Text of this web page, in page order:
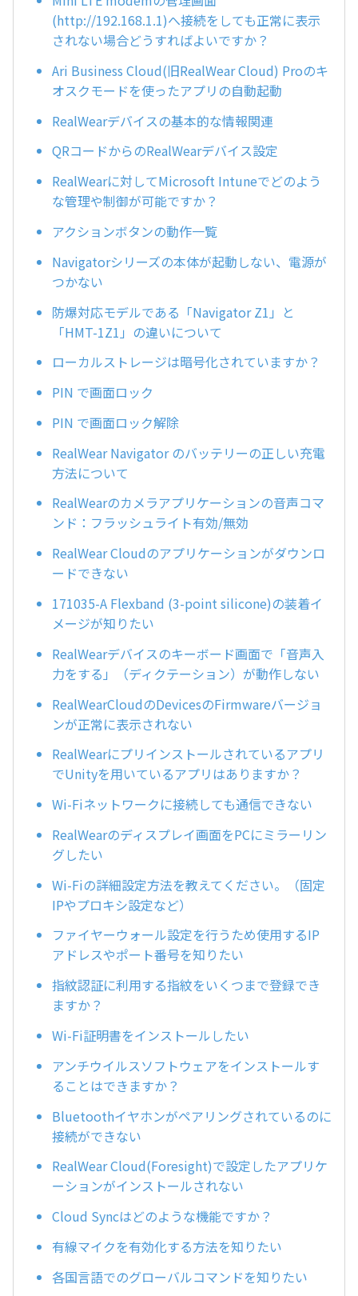
(http://192.168.1.1)へ接続をしても正常に表示
されない場合どうすればよいですか？
Ari Business Cloud(旧RealWear Cloud) Proのキ
オスクモードを使ったアプリの自動起動
RealWearデバイスの基本的な情報関連
QRコードからのRealWearデバイス設定
RealWearに対してMicrosoft Intuneでどのよう
な管理や制御が可能ですか？
アクションボタンの動作一覧
Navigatorシリーズの本体が起動しない、電源が
つかない
防爆対応モデルである「Navigator Z1」と
「HMT-1Z1」の違いについて
ローカルストレージは暗号化されていますか？
PIN で画面ロック
PIN で画面ロック解除
RealWear Navigator のバッテリーの正しい充電
方法について
RealWearのカメラアプリケーションの音声コマ
ンド：フラッシュライト有効/無効
RealWear Cloudのアプリケーションがダウンロ
ードできない
171035-A Flexband (3-point silicone)の装着イ
メージが知りたい
RealWearデバイスのキーボード画面で「音声入
力をする」（ディクテーション）が動作しない
RealWearCloudのDevicesのFirmwareバージョ
ンが正常に表示されない
RealWearにプリインストールされているアプリ
でUnityを用いているアプリはありますか？
Wi-Fiネットワークに接続しても通信できない
RealWearのディスプレイ画面をPCにミラーリン
グしたい
Wi-Fiの詳細設定方法を教えてください。（固定
IPやプロキシ設定など）
ファイヤーウォール設定を行うため使用するIP
アドレスやポート番号を知りたい
指紋認証に利用する指紋をいくつまで登録でき
ますか？
Wi-Fi証明書をインストールしたい
アンチウイルスソフトウェアをインストールす
ることはできますか？
Bluetoothイヤホンがペアリングされているのに
接続ができない
RealWear Cloud(Foresight)で設定したアプリケ
ーションがインストールされない
Cloud Syncはどのような機能ですか？
有線マイクを有効化する方法を知りたい
各国言語でのグローバルコマンドを知りたい